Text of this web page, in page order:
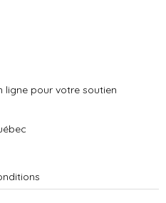
ligne pour votre soutien